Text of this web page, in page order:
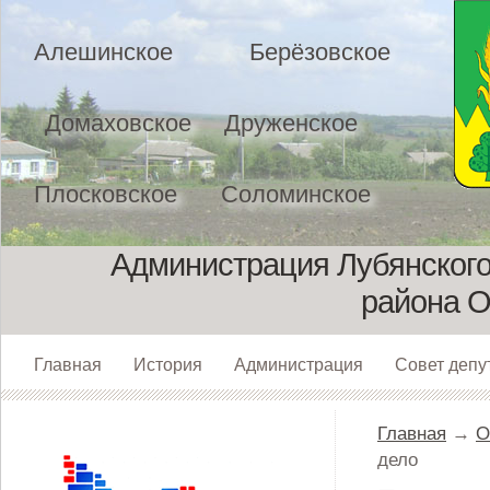
Алешинское Берёзовское
Домаховское Друженское
Плосковское Соломинское
Главная История Администрация Совет
Администрация
района
Главная →
дело